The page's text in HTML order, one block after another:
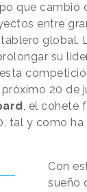
que cambió
entre
global.
su
próximo 20 de
, el cohete
tal y como
Con
sueño